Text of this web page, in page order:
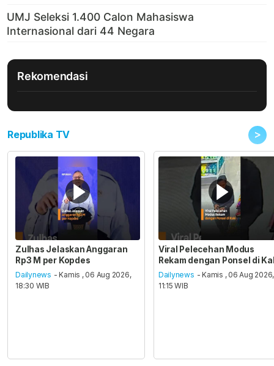
Rekomendasi
Republika TV >
Zulhas Jelaskan Anggaran
Rp3 M per Kopdes
Dailynews - Kamis , 06 Aug 2026,
18:30 WIB
Viral Pelecehan Modus
Rekam dengan Ponsel di
Dailynews - Kamis , 06 Aug 2026,
11:15 WIB